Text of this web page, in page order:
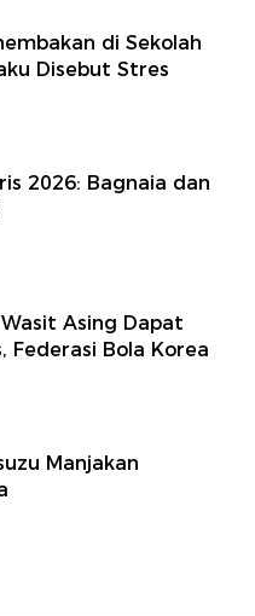
di Sekolah
Disebut Stres
2026: Bagnaia dan
Asing Dapat
Federasi Bola Korea
Manjakan